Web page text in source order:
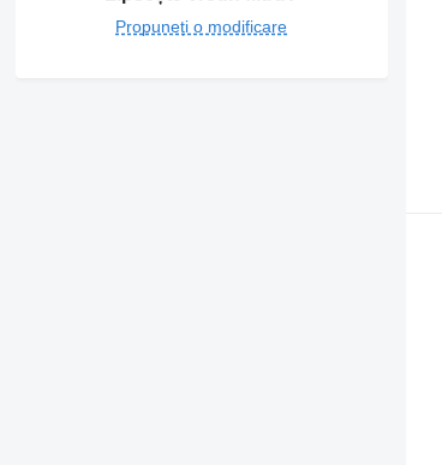
Propuneți o modificare